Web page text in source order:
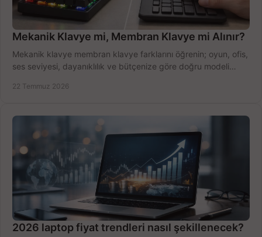
Mekanik Klavye mi, Membran Klavye mi Alınır?
Mekanik klavye membran klavye farklarını öğrenin; oyun, ofis,
ses seviyesi, dayanıklılık ve bütçenize göre doğru modeli
22 Temmuz 2026
2026 laptop fiyat trendleri nasıl şekillenecek?